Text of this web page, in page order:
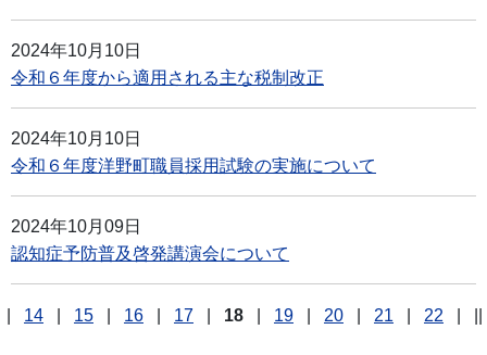
2024年10月10日
令和６年度から適用される主な税制改正
2024年10月10日
令和６年度洋野町職員採用試験の実施について
2024年10月09日
認知症予防普及啓発講演会について
14 15 16 17 18 19 20 21 22